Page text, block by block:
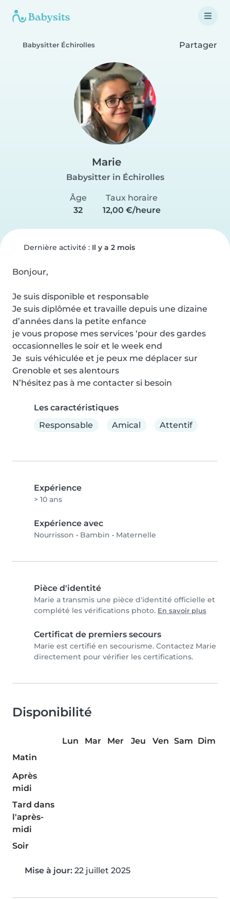
Babysitter Échirolles Partager
Marie
Babysitter in Échirolles
Âge
32
Taux horaire
12,00 €/heure
Dernière activité : Il y a 2 mois
Bonjour,
Je suis disponible et responsable
Je suis diplômée et travaille depuis une dizaine
d’années dans la petite enfance
je vous propose mes services ‘pour des gardes
occasionnelles le soir et le week end
Je  suis véhiculée et je peux me déplacer sur
Grenoble et ses alentours
N’hésitez pas à me contacter si besoin
Les caractéristiques
Responsable
Amical Attentif
Expérience
> 10 ans
Expérience avec
Nourrisson • Bambin • Maternelle
Pièce d'identité
Marie a transmis une pièce d'identité officielle et
complété les vérifications photo. En savoir plus
Certificat de premiers secours
Marie est certifié en secourisme. Contactez Marie
directement pour vérifier les certifications.
Disponibilité
Lun Mar Mer Jeu Ven Sam Dim
Matin
Après
midi
Tard dans
l'après-
midi
Soir
Mise à jour: 22 juillet 2025